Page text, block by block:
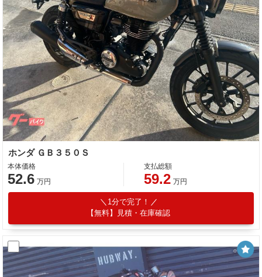
ホンダ ＧＢ３５０Ｓ
本体価格
52.6 万円
支払総額
59.2 万円
1分で完了！
【無料】見積・在庫確認